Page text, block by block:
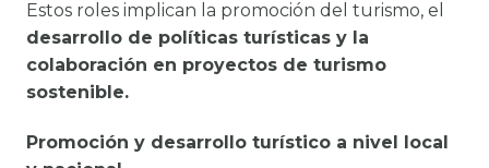
Estos roles implican la promoción del turismo, el
desarrollo de políticas turísticas y la
colaboración en proyectos de turismo
sostenible.
Promoción y desarrollo turístico a nivel local